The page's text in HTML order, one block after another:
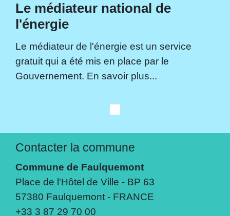
Le médiateur national de
l'énergie
Le médiateur de l'énergie est un service
gratuit qui a été mis en place par le
Gouvernement. En savoir plus...
Contacter la commune
Commune de Faulquemont
Place de l'Hôtel de Ville - BP 63
57380 Faulquemont - FRANCE
+33 3 87 29 70 00